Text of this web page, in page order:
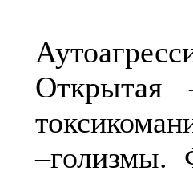
Открытая
–голизмы.